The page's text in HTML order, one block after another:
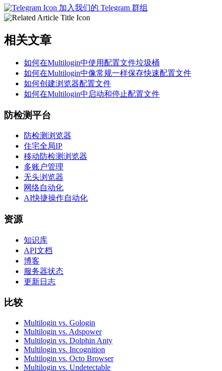
加入我们的 Telegram 群组
相关文章
如何在Multilogin中使用配置文件垃圾桶
如何在Multilogin中像常规一样保存快速配置文件
如何创建浏览器配置文件
如何在Multilogin中启动和停止配置文件
防检测平台
防检测浏览器
住宅全局IP
移动防检测浏览器
多账户管理
无头浏览器
网络自动化
AI快捷操作自动化
资源
知识库
API文档
博客
服务器状态
更新日志
比较
Multilogin vs. Gologin
Multilogin vs. Adspower
Multilogin vs. Dolphin Anty
Multilogin vs. Incognition
Multilogin vs. Octo Browser
Multilogin vs. Undetectable